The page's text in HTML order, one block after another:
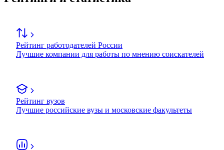
Рейтинг работодателей России
Лучшие компании для работы по мнению соискателей
Рейтинг вузов
Лучшие российские вузы и московские факультеты